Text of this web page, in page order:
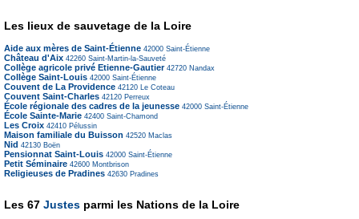
Les lieux de sauvetage de la Loire
Aide aux mères de Saint-Étienne 42000 Saint-Étienne
Château d'Aix 42260 Saint-Martin-la-Sauveté
Collège agricole privé Etienne-Gautier 42720 Nandax
Collège Saint-Louis 42000 Saint-Étienne
Couvent de La Providence 42120 Le Coteau
Couvent Saint-Charles 42120 Perreux
École régionale des cadres de la jeunesse 42000 Saint-Étienne
École Sainte-Marie 42400 Saint-Chamond
Les Croix 42410 Pélussin
Maison familiale du Buisson 42520 Maclas
Nid 42130 Boën
Pensionnat Saint-Louis 42000 Saint-Étienne
Petit Séminaire 42600 Montbrison
Religieuses de Pradines 42630 Pradines
Les 67 Justes parmi les Nations de la Loire